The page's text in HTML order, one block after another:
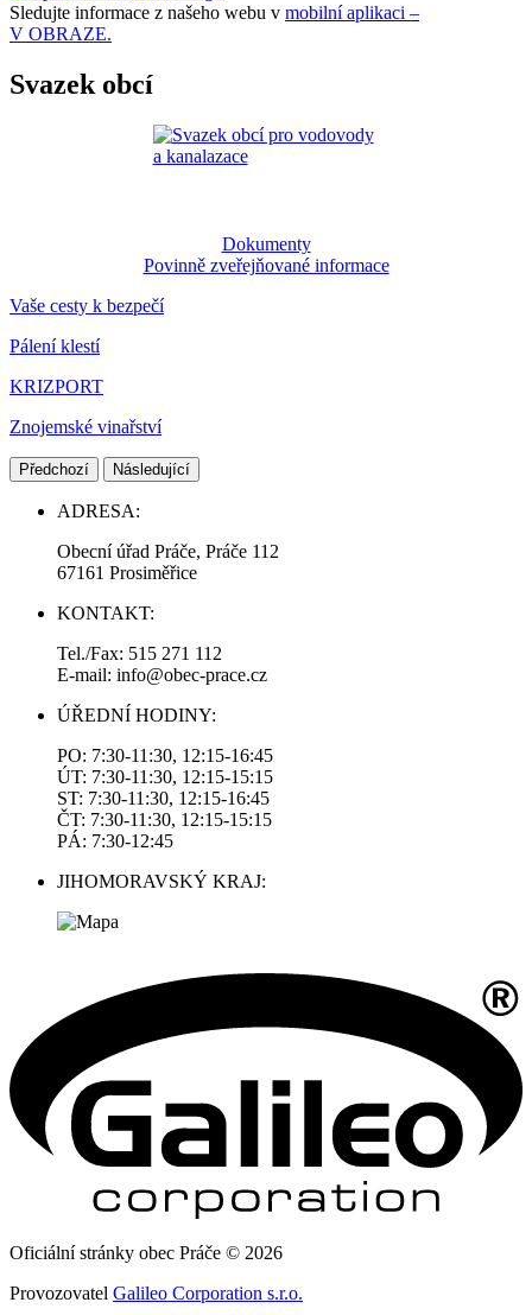
Sledujte informace z našeho webu v mobilní aplikaci –
V OBRAZE.
Svazek obcí
Dokumenty
Povinně zveřejňované informace
Vaše cesty k bezpečí
Pálení klestí
KRIZPORT
Znojemské vinařství
Předchozí Následující
ADRESA:
Obecní úřad Práče, Práče 112
67161 Prosiměřice
KONTAKT:
Tel./Fax: 515 271 112
E-mail: info@obec-prace.cz
ÚŘEDNÍ HODINY:
PO: 7:30-11:30, 12:15-16:45
ÚT: 7:30-11:30, 12:15-15:15
ST: 7:30-11:30, 12:15-16:45
ČT: 7:30-11:30, 12:15-15:15
PÁ: 7:30-12:45
JIHOMORAVSKÝ KRAJ:
Oficiální stránky obec Práče © 2026
Provozovatel Galileo Corporation s.r.o.